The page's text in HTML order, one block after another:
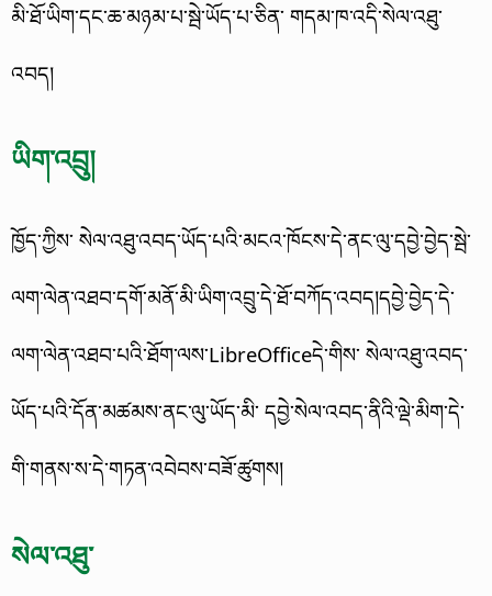
མི་ཐོ་ཡིག་དང་ཆ་མཉམ་པ་སྦེ་ཡོད་པ་ཅིན་ གདམ་ཁ་འདི་སེལ་འཐུ་
འབད།
ཡིག་འབྲུ།
ཁྱོད་ཀྱིས་ སེལ་འཐུ་འབད་ཡོད་པའི་མངའ་ཁོངས་དེ་ནང་ལུ་དབྱེ་བྱེད་སྦེ་
ལག་ལེན་འཐབ་དགོ་མནོ་མི་ཡིག་འབྲུ་དེ་ཐོ་བཀོད་འབད།དབྱེ་བྱེད་དེ་
ལག་ལེན་འཐབ་པའི་ཐོག་ལས་LibreOfficeདེ་གིས་ སེལ་འཐུ་འབད་
ཡོད་པའི་དོན་མཚམས་ནང་ལུ་ཡོད་མི་ དབྱེ་སེལ་འབད་ནིའི་ལྡེ་མིག་དེ་
གི་གནས་ས་དེ་གཏན་འབེབས་བཟོ་ཚུགས།
སེལ་འཐུ་